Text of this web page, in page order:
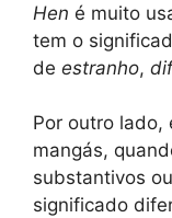
Hen é muito
tem o
de estranho,
Por outro lado,
mangás,
substantivos
significado